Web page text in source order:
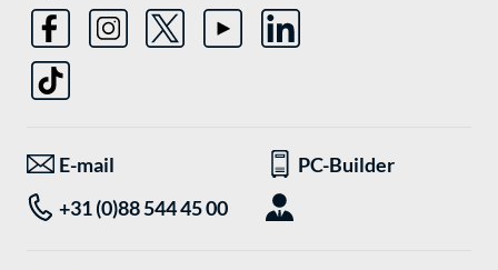
E-mail
PC-Builder
+31 (0)88 544 45 00